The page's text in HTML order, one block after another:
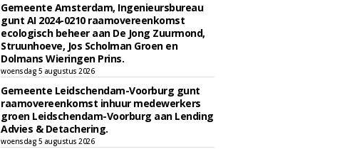
Gemeente Amsterdam, Ingenieursbureau
gunt AI 2024-0210 raamovereenkomst
ecologisch beheer aan De Jong Zuurmond,
Struunhoeve, Jos Scholman Groen en
Dolmans Wieringen Prins.
woensdag 5 augustus 2026
Gemeente Leidschendam-Voorburg gunt
raamovereenkomst inhuur medewerkers
groen Leidschendam-Voorburg aan Lending
Advies & Detachering.
woensdag 5 augustus 2026